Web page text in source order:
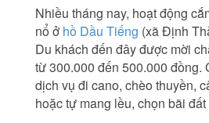
Nhiều tháng nay, hoạt động
nổ ở hồ Dầu Tiếng (xã Định
Du khách đến đây được mời
từ 300.000 đến 500.000 đồng.
dịch vụ đi cano, chèo thuyền,
hoặc tự mang lều, chọn bãi